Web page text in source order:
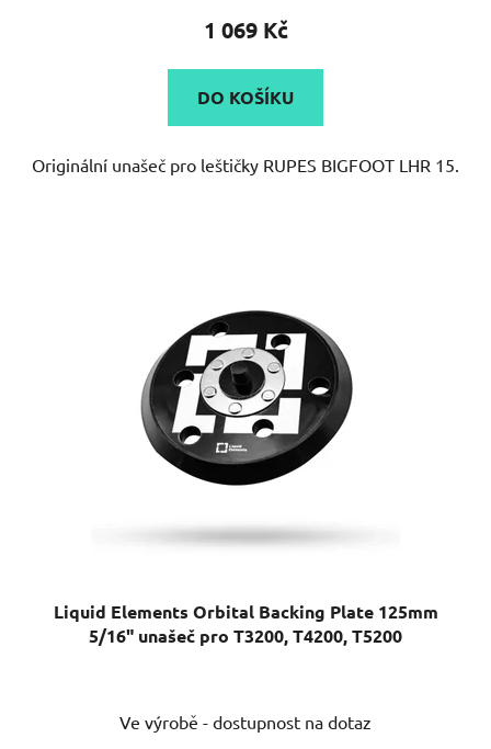
produktu
5,0
z
hvězdiček.
1 069 Kč
DO KOŠÍKU
Originální unašeč pro leštičky RUPES BIGFOOT LHR 15.
Liquid Elements Orbital Backing Plate 125mm
5/16" unašeč pro T3200, T4200, T5200
hodnocení
Ve výrobě - dostupnost na dotaz